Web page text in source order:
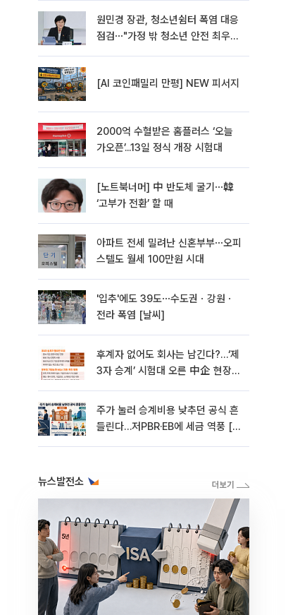
원민경 장관, 청소년쉼터 폭염 대응
점검⋯"가정 밖 청소년 안전 최우
[AI 코인패밀리 만평] NEW 피서지
2000억 수혈받은 홈플러스 ‘오늘
가오픈’...13일 정식 개장 시험대
[노트북너머] 中 반도체 굴기⋯韓
‘고부가 전환’ 할 때
아파트 전세 밀려난 신혼부부⋯오피
스텔도 월세 100만원 시대
'입추'에도 39도⋯수도권ㆍ강원ㆍ
전라 폭염 [날씨]
후계자 없어도 회사는 남긴다?…‘제
3자 승계’ 시험대 오른 中企 현장
주가 눌러 승계비용 낮추던 공식 흔
들린다…저PBR·EB에 세금 역풍 [기
뉴스발전소